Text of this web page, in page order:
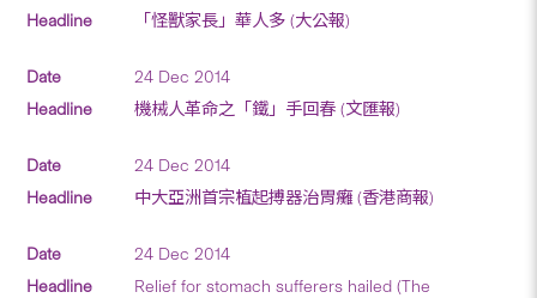
「怪獸家長」華人多 (大公報)
24 Dec 2014
機械人革命之「鐵」手回春 (文匯報)
24 Dec 2014
中大亞洲首宗植起搏器治胃癱 (香港商報)
24 Dec 2014
Relief for stomach sufferers hailed (The